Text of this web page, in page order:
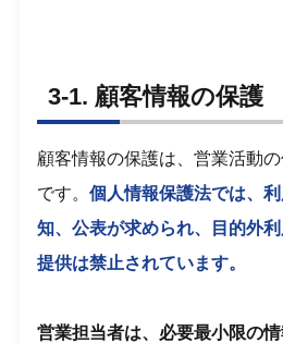
3-1. 顧客情報の保護
顧客情報の保護は、営業活動
です。個人情報保護法では、
知、公表が求められ、目的外
提供は禁止されています。
営業担当者は、必要最小限の